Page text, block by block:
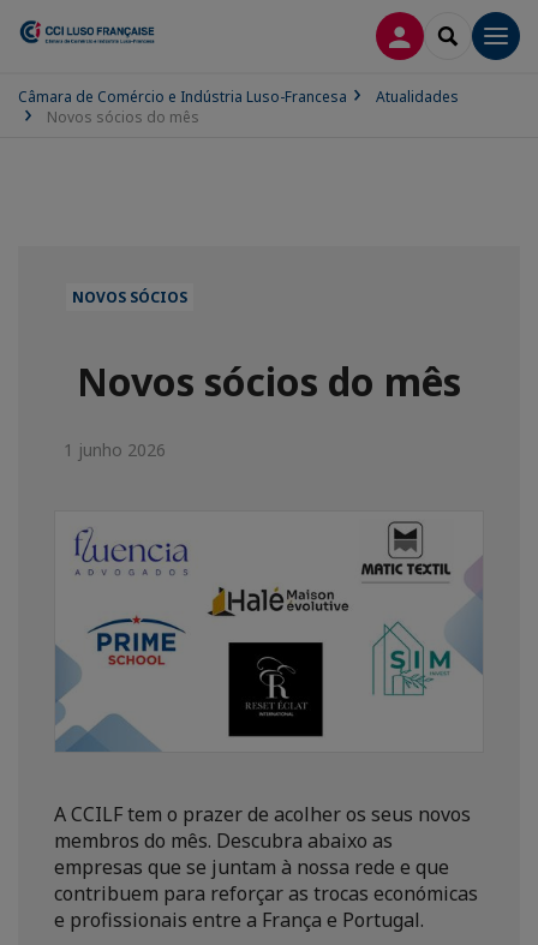
CONEXÃOSEARCH
Câmara de Comércio e Indústria Luso-Francesa
Atualidades
Novos sócios do mês
NOVOS SÓCIOS
Novos sócios do mês
1 junho 2026
A CCILF tem o prazer de acolher os seus novos
membros do mês. Descubra abaixo as
empresas que se juntam à nossa rede e que
contribuem para reforçar as trocas económicas
e profissionais entre a França e Portugal.